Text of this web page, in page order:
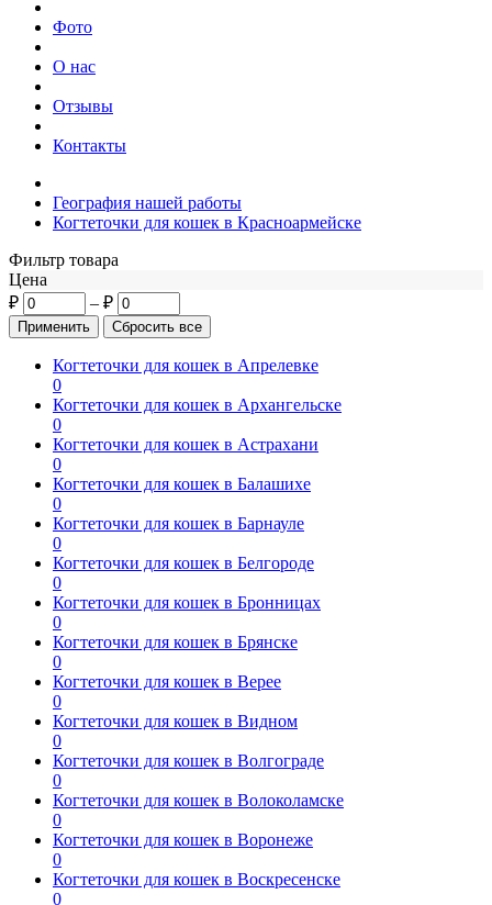
Фото
О нас
Отзывы
Контакты
География нашей работы
Когтеточки для кошек в Красноармейске
Фильтр товара
Цена
₽
– ₽
Когтеточки для кошек в Апрелевке
0
Когтеточки для кошек в Архангельске
0
Когтеточки для кошек в Астрахани
0
Когтеточки для кошек в Балашихе
0
Когтеточки для кошек в Барнауле
0
Когтеточки для кошек в Белгороде
0
Когтеточки для кошек в Бронницах
0
Когтеточки для кошек в Брянске
0
Когтеточки для кошек в Верее
0
Когтеточки для кошек в Видном
0
Когтеточки для кошек в Волгограде
0
Когтеточки для кошек в Волоколамске
0
Когтеточки для кошек в Воронеже
0
Когтеточки для кошек в Воскресенске
0